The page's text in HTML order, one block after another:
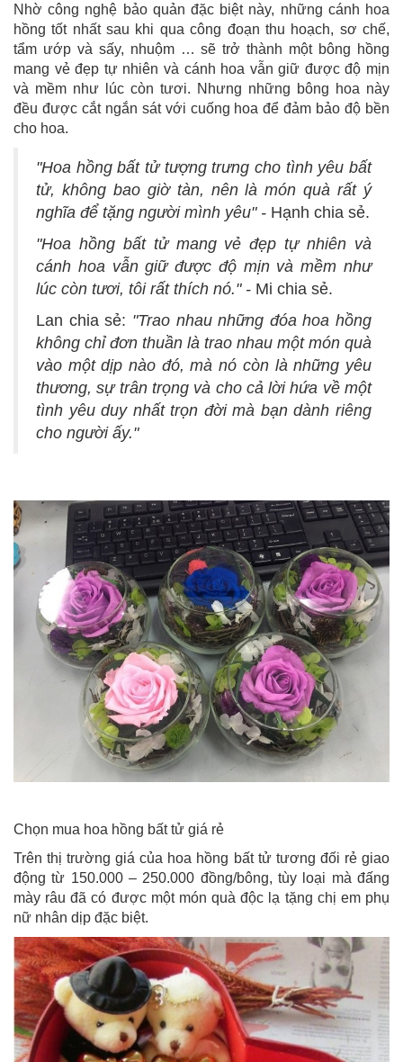
Nhờ công nghệ bảo quản đặc biệt này, những cánh hoa
hồng tốt nhất sau khi qua công đoạn thu hoạch, sơ chế,
tẩm ướp và sấy, nhuộm … sẽ trở thành một bông hồng
mang vẻ đẹp tự nhiên và cánh hoa vẫn giữ được độ mịn
và mềm như lúc còn tươi. Nhưng những bông hoa này
đều được cắt ngắn sát với cuống hoa để đảm bảo độ bền
cho hoa.
"Hoa hồng bất tử tượng trưng cho tình yêu bất
tử, không bao giờ tàn, nên là món quà rất ý
nghĩa để tặng người mình yêu" - Hạnh chia sẻ.
"Hoa hồng bất tử mang vẻ đẹp tự nhiên và
cánh hoa vẫn giữ được độ mịn và mềm như
lúc còn tươi, tôi rất thích nó." - Mi chia sẻ.
Lan chia sẻ: "Trao nhau những đóa hoa hồng
không chỉ đơn thuần là trao nhau một món quà
vào một dịp nào đó, mà nó còn là những yêu
thương, sự trân trọng và cho cả lời hứa về một
tình yêu duy nhất trọn đời mà bạn dành riêng
cho người ấy."
Chọn mua hoa hồng bất tử giá rẻ
Trên thị trường giá của hoa hồng bất tử tương đối rẻ giao
động từ 150.000 – 250.000 đồng/bông, tùy loại mà đấng
mày râu đã có được một món quà độc lạ tặng chị em phụ
nữ nhân dịp đặc biệt.